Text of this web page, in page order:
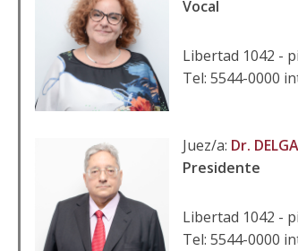
Vocal
Libertad 1042 -
Tel: 5544-0000
Juez/a: Dr.
Presidente
Libertad 1042 -
Tel: 5544-0000